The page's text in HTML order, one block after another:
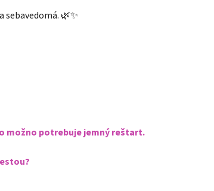
sebavedomá. 🌿✨
možno potrebuje jemný reštart.